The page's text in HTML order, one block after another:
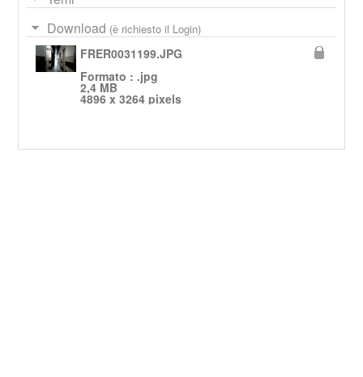
Download (è richiesto il Login)
FRER0031199.JPG
Formato : .jpg
2,4 MB
4896 x 3264 pixels